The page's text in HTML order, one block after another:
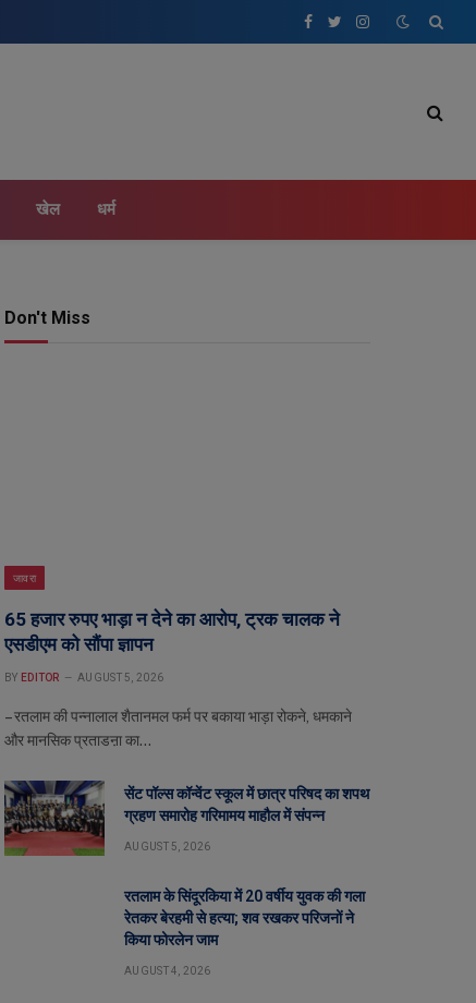
Facebook
TwitterInstagram
खेल धर्म
Don't Miss
जावरा
65 हजार रुपए भाड़ा न देने का आरोप, ट्रक चालक ने
एसडीएम को सौंपा ज्ञापन
BY EDITOR AUGUST 5, 2026
– रतलाम की पन्नालाल शैतानमल फर्म पर बकाया भाड़ा रोकने, धमकाने
और मानसिक प्रताडऩा का…
सेंट पॉल्स कॉन्वेंट स्कूल में छात्र परिषद का शपथ
ग्रहण समारोह गरिमामय माहौल में संपन्न
AUGUST 5, 2026
रतलाम के सिंदूरकिया में 20 वर्षीय युवक की गला
रेतकर बेरहमी से हत्या; शव रखकर परिजनों ने
किया फोरलेन जाम
AUGUST 4, 2026